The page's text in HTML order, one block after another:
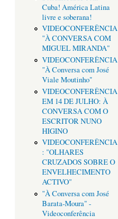
Cuba! América Latina
livre e soberana!
VIDEOCONFERÊNCIA
"À CONVERSA COM
MIGUEL MIRANDA"
VIDEOCONFERÊNCIA
"À Conversa com José
Viale Moutinho"
VIDEOCONFERÊNCIA
EM 14 DE JULHO: À
CONVERSA COM O
ESCRITOR NUNO
HIGINO
VIDEOCONFERÊNCIA
: "OLHARES
CRUZADOS SOBRE O
ENVELHECIMENTO
ACTIVO"
"À Conversa com José
Barata-Moura" -
Videoconferência